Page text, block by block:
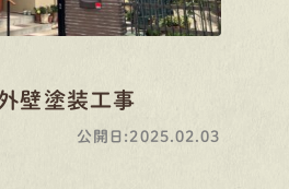
壁塗装工事
公開日:2025.02.03